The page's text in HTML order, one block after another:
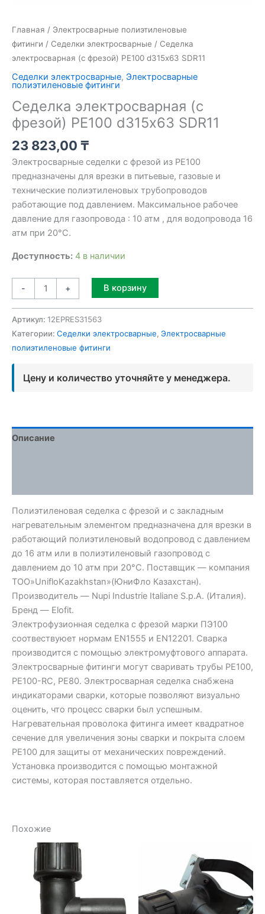
Главная / Электросварные полиэтиленовые
фитинги / Седелки электросварные / Седелка
электросварная (с фрезой) PE100 d315х63 SDR11
Седелки электросварные, Электросварные
полиэтиленовые фитинги
Седелка электросварная (с
фрезой) PE100 d315х63 SDR11
23 823,00 ₸
Электросварные седелки с фрезой из PE100
предназначены для врезки в питьевые, газовые и
технические полиэтиленовых трубопроводов
работающие под давлением. Максимальное рабочее
давление для газопровода : 10 атм , для водопровода 16
атм при 20°C.
Доступность: 4 в наличии
- + В корзину
Артикул: 12EPRES31563
Категории: Седелки электросварные, Электросварные
полиэтиленовые фитинги
Цену и количество уточняйте у менеджера.
Описание
Полиэтиленовая седелка с фрезой и с закладным
нагревательным элементом предназначена для врезки в
работающий полиэтиленовый водопровод с давлением
до 16 атм или в полиэтиленовый газопровод с
давлением до 10 атм при 20°C. Поставщик — компания
ТОО»UnifloKazakhstan»(ЮниФло Казахстан).
Производитель — Nupi Industrie Italiane S.p.A. (Италия).
Бренд — Elofit.
Электрофузионная седелка с фрезой марки ПЭ100
соотвествуюет нормам EN1555 и EN12201. Сварка
производится с помощью электромуфтового аппарата.
Электросварные фитинги могут сваривать трубы PE100,
PE100-RC, PE80. Электросварная седелка снабжена
индикаторами сварки, которые позволяют визуально
оценить, что процесс сварки был успешным.
Нагревательная проволока фитинга имеет квадратное
сечение для увеличения зоны сварки и покрыта слоем
PE100 для защиты от механических повреждений.
Установка производится с помощью монтажной
системы, которая поставляется отдельно.
Похожие